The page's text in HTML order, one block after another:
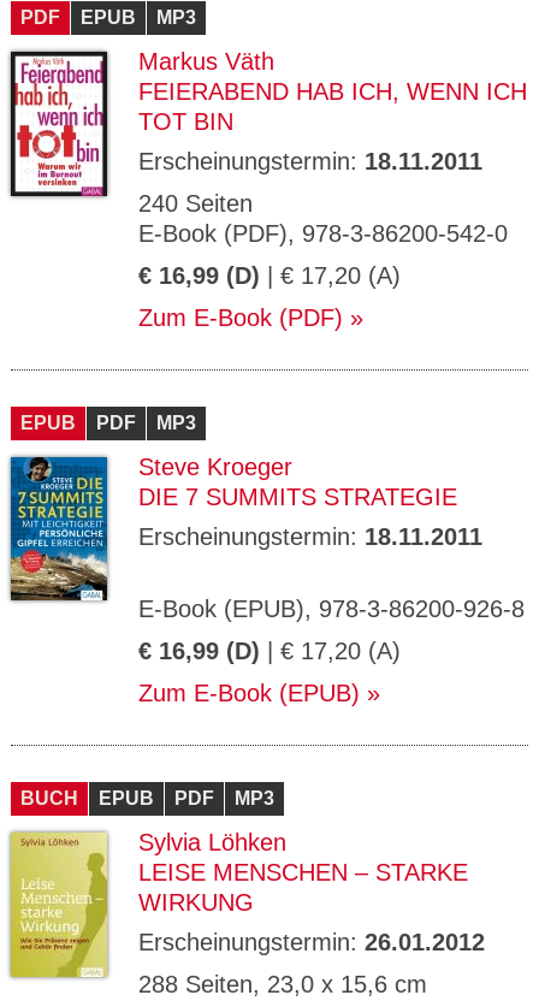
PDF EPUB MP3
Markus Väth
FEIERABEND HAB ICH, WENN ICH
TOT BIN
Erscheinungstermin: 18.11.2011
240 Seiten
E-Book (PDF), 978-3-86200-542-0
€ 16,99 (D) | € 17,20 (A)
Zum E-Book (PDF)
EPUB PDF MP3
Steve Kroeger
DIE 7 SUMMITS STRATEGIE
Erscheinungstermin: 18.11.2011
E-Book (EPUB), 978-3-86200-926-8
€ 16,99 (D) | € 17,20 (A)
Zum E-Book (EPUB)
BUCH EPUB PDF MP3
Sylvia Löhken
LEISE MENSCHEN – STARKE
WIRKUNG
Erscheinungstermin: 26.01.2012
288 Seiten, 23,0 x 15,6 cm